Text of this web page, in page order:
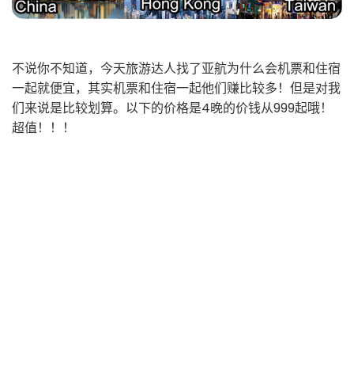
不说你不知道，今天旅游达人找了亚航为什么会机票和住宿
一起就便宜，其实机票和住宿一起他们赚比较多！但是对我
们来说是比较划算。以下的价格是4晚的价钱从999起哦！
超值！！！